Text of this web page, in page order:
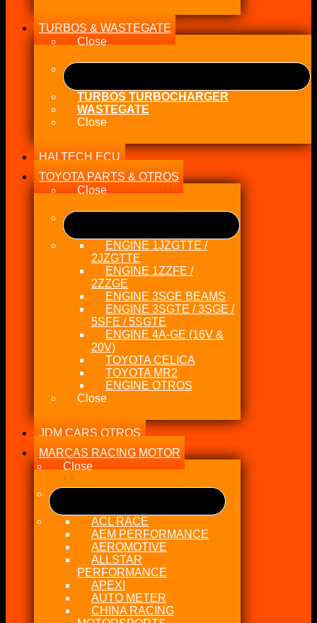
TURBOS & WASTEGATE
Close
TURBOS TURBOCHARGER
WASTEGATE
Close
HALTECH ECU
TOYOTA PARTS & OTROS
Close
ENGINE 1JZGTTE /
2JZGTTE
ENGINE 1ZZFE /
2ZZGE
ENGINE 3SGE BEAMS
ENGINE 3SGTE / 3SGE /
5SFE / 5SGTE
ENGINE 4A-GE (16V &
20V)
TOYOTA CELICA
TOYOTA MR2
ENGINE OTROS
Close
JDM CARS OTROS
MARCAS RACING MOTOR
Close
ACL RACE
AEM PERFORMANCE
AEROMOTIVE
ALLSTAR
PERFORMANCE
APEXI
AUTO METER
CHINA RACING